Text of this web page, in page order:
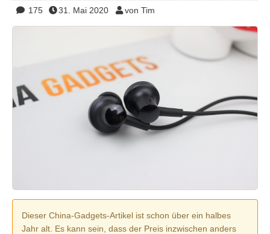
175 31. Mai 2020 von Tim
Dieser China-Gadgets-Artikel ist schon über ein halbes
Jahr alt. Es kann sein, dass der Preis inzwischen anders